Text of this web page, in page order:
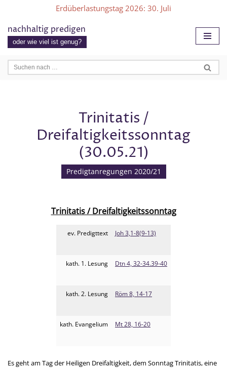
Zum
Inhalt
Erdüberlastungstag 2026: 30. Juli
nachhaltig predigen
oder wie viel ist genug?
Trinitatis /
Dreifaltigkeitssonntag
(30.05.21)
Predigtanregungen 2020/21
Trinitatis / Dreifaltigkeitssonntag
ev. Predigttext
kath. 1. Lesung
kath. 2. Lesung
kath. Evangelium
Joh 3,1-8(9-13)
Dtn 4, 32-34.39-40
Röm 8, 14-17
Mt 28, 16-20
Es geht am Tag der Heiligen Dreifaltigkeit, dem Sonntag Trinitatis, eine